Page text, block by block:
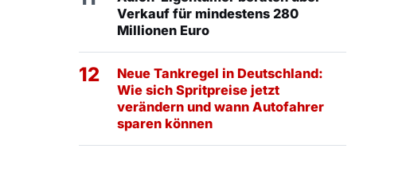
Verkauf für mindestens 280
Millionen Euro
12
Neue Tankregel in Deutschland:
Wie sich Spritpreise jetzt
verändern und wann Autofahrer
sparen können